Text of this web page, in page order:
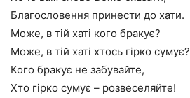
Благословення принести до хати.
Може, в тій хаті кого бракує?
Може, в тій хаті хтось гірко сумує?
Кого бракує не забувайте,
Хто гірко сумує – розвеселяйте!